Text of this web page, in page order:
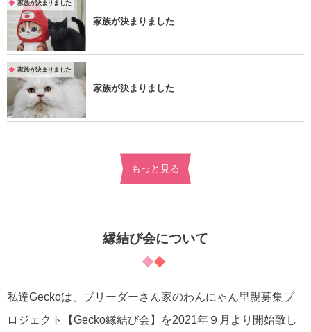
家族が決まりました
家族が決まりました
家族が決まりました
家族が決まりました
もっと見る
縁結び会について
私達Geckoは、ブリーダーさん家のわんにゃん里親募集プ
ロジェクト【Gecko縁結び会】を2021年９月より開始致し